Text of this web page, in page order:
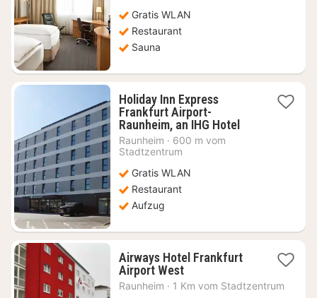
€
Gratis WLAN
Restaurant
Sauna
Holiday Inn Express
Frankfurt Airport-
Raunheim, an IHG Hotel1
Raunheim · 600 m vom
Stadtzentrum
Gratis WLAN
Restaurant
Aufzug
Airways Hotel Frankfurt
Airport West1
Nacht
Raunheim · 1 Km vom Stadtzentrum